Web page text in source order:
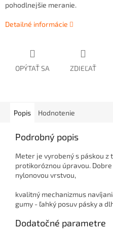
pohodlnejšie meranie.
Detailné informácie
OPÝTAŤ SA ZDIEĽAŤ
Popis Hodnotenie
Podrobný popis
Meter je vyrobený s páskou
protikoróznou úpravou.
nylonovou vrstvou,
kvalitný mechanizmus
gumy - ľahký posuv pásky a
Dodatočné parametre